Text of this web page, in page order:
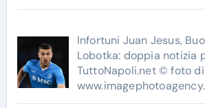
Infortuni Juan Jesus,
Lobotka: doppia notizia
TuttoNapoli.net © foto di